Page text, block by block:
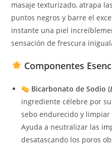
masaje texturizado, atrapa
puntos negros y barre el
instante una piel
sensación de frescura
Componentes
Bicarbonato de Sodio (
ingrediente célebre por
sebo endurecido y
Ayuda a neutralizar las
desatascando los poros